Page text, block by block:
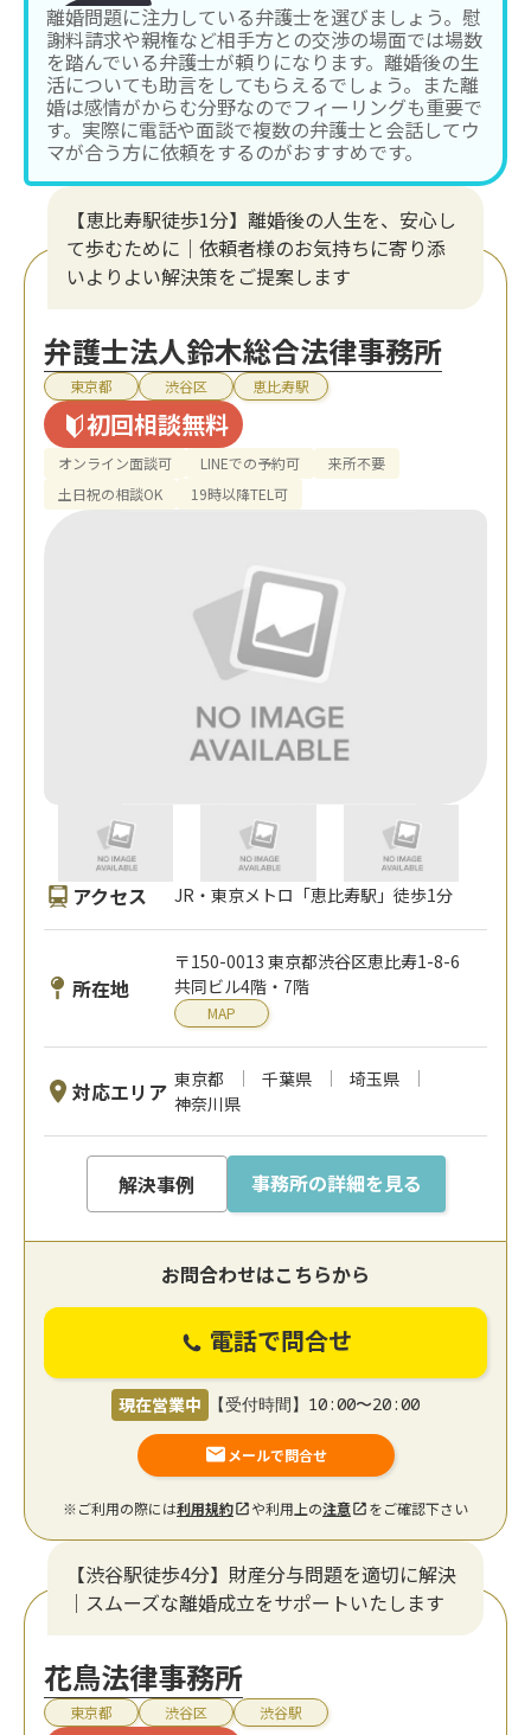
離婚問題に注力している弁護士を選びましょう。慰
謝料請求や親権など相手方との交渉の場面では場数
を踏んでいる弁護士が頼りになります。離婚後の生
活についても助言をしてもらえるでしょう。また離
婚は感情がからむ分野なのでフィーリングも重要で
す。実際に電話や面談で複数の弁護士と会話してウ
マが合う方に依頼をするのがおすすめです。
【恵比寿駅徒歩1分】離婚後の人生を、安心し
て歩むために｜依頼者様のお気持ちに寄り添
いよりよい解決策をご提案します
弁護士法人鈴木総合法律事務所
東京都 渋谷区 恵比寿駅
初回相談無料
オンライン面談可 LINEでの予約可
来所不要
土日祝の相談OK
19時以降TEL可
アクセス JR・東京メトロ「恵比寿駅」徒歩1分
所在地
〒150-0013 東京都渋谷区恵比寿1-8-6
共同ビル4階・7階
MAP
対応エリア 東京都 千葉県
埼玉県
神奈川県
解決事例 事務所の詳細を見る
お問合わせはこちらから
電話で問合せ
現在営業中 【受付時間】10:00〜20:00
メールで問合せ
※ご利用の際には利用規約 や利用上の注意 をご確認下さい
【渋谷駅徒歩4分】財産分与問題を適切に解決
｜スムーズな離婚成立をサポートいたします
花鳥法律事務所
東京都 渋谷区 渋谷駅